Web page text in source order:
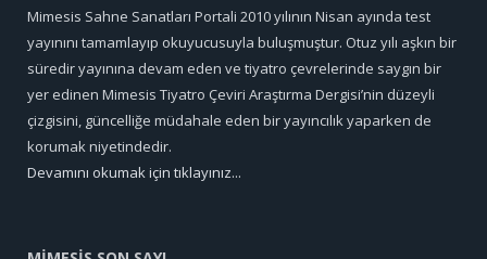
Mimesis Sahne Sanatları Portali 2010 yılının Nisan ayında test
yayınını tamamlayıp okuyucusuyla buluşmuştur. Otuz yılı aşkın bir
süredir yayınına devam eden ve tiyatro çevrelerinde saygın bir
yer edinen Mimesis Tiyatro Çeviri Araştırma Dergisi’nin düzeyli
çizgisini, güncelliğe müdahale eden bir yayıncılık yaparken de
korumak niyetindedir.
Devamını okumak için tıklayınız...